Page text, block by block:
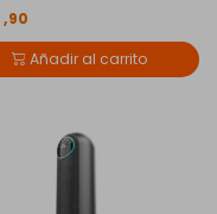
,90
Añadir al carrito